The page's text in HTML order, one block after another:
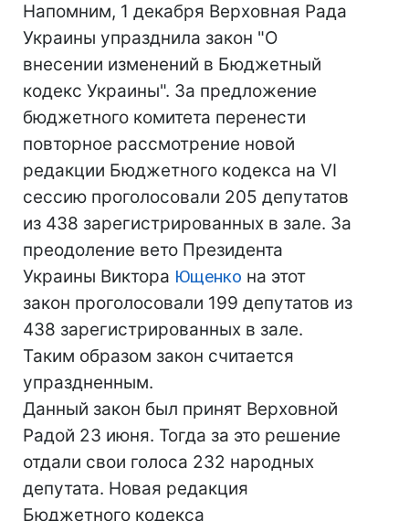
Напомним, 1 декабря Верховная Рада
Украины упразднила закон "О
внесении изменений в Бюджетный
кодекс Украины". За предложение
бюджетного комитета перенести
повторное рассмотрение новой
редакции Бюджетного кодекса на VI
сессию проголосовали 205 депутатов
из 438 зарегистрированных в зале. За
преодоление вето Президента
Украины Виктора Ющенко на этот
закон проголосовали 199 депутатов из
438 зарегистрированных в зале.
Таким образом закон считается
упраздненным.
Данный закон был принят Верховной
Радой 23 июня. Тогда за это решение
отдали свои голоса 232 народных
депутата. Новая редакция
Бюджетного кодекса